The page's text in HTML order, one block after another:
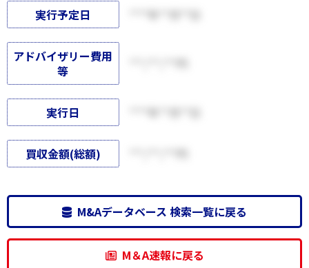
実行予定日
アドバイザリー費用
等
実行日
買収金額(総額)
M&Aデータベース 検索一覧に戻る
M＆A速報に戻る